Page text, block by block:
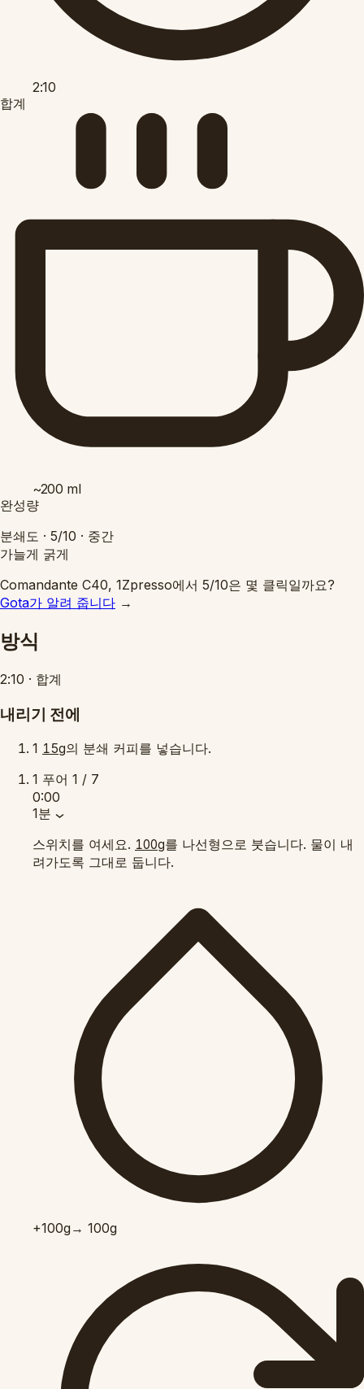
2:10
합계
~200 ml
완성량
분쇄도 · 5/10 · 중간
가늘게 굵게
Comandante C40, 1Zpresso에서 5/10은 몇 클릭일까요?
Gota가 알려 줍니다 →
방식
2:10 · 합계
내리기 전에
1 15g의 분쇄 커피를 넣습니다.
1 푸어 1 / 7
0:00
1분
스위치를 여세요. 100g를 나선형으로 붓습니다. 물이 내
려가도록 그대로 둡니다.
+100g→ 100g